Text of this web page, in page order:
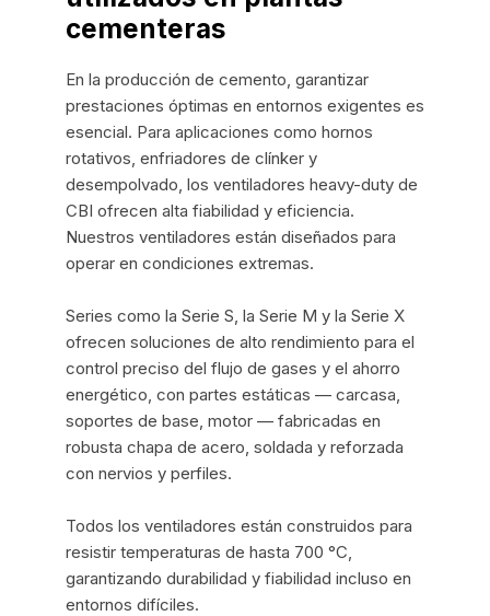
cementeras
En la producción de cemento, garantizar
prestaciones óptimas en entornos exigentes es
esencial. Para aplicaciones como hornos
rotativos, enfriadores de clínker y
desempolvado, los ventiladores heavy-duty de
CBI ofrecen alta fiabilidad y eficiencia.
Nuestros ventiladores están diseñados para
operar en condiciones extremas.
Series como la Serie S, la Serie M y la Serie X
ofrecen soluciones de alto rendimiento para el
control preciso del flujo de gases y el ahorro
energético, con partes estáticas — carcasa,
soportes de base, motor — fabricadas en
robusta chapa de acero, soldada y reforzada
con nervios y perfiles.
Todos los ventiladores están construidos para
resistir temperaturas de hasta 700 °C,
garantizando durabilidad y fiabilidad incluso en
entornos difíciles.